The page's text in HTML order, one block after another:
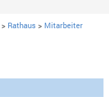
> Rathaus > Mitarbeiter